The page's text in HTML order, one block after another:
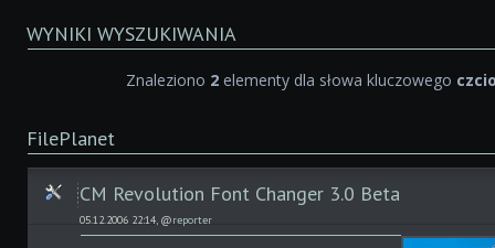
WYNIKI WYSZUKIWANIA
Znaleziono 2 elementy dla słowa kluczowego
FilePlanet
CM Revolution Font Changer 3.0 Beta
05.12.2006 22:14, @reporter